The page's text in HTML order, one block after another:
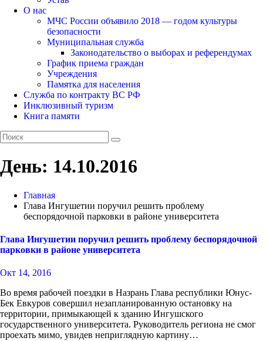
О нас
МЧС России объявило 2018 — годом культуры
безопасности
Муниципальная служба
Законодательство о выборах и референдумах
График приема граждан
Учреждения
Памятка для населения
Служба по контракту ВС РФ
Инклюзивный туризм
Книга памяти
День: 14.10.2016
Главная
Глава Ингушетии поручил решить проблему
беспорядочной парковки в районе университета
Глава Ингушетии поручил решить проблему беспорядочной
парковки в районе университета
Окт 14, 2016
Во время рабочей поездки в Назрань Глава республики Юнус-
Бек Евкуров совершил незапланированную остановку на
территории, примыкающей к зданию Ингушского
государственного университета. Руководитель региона не смог
проехать мимо, увидев неприглядную картину…